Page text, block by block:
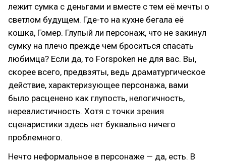
лежит сумка с деньгами и вместе с тем её мечты о
светлом будущем. Где-то на кухне бегала её
кошка, Гомер. Глупый ли персонаж, что не закинул
сумку на плечо прежде чем броситься спасать
любимца? Если да, то Forspoken не для вас. Вы,
скорее всего, предвзяты, ведь драматургическое
действие, характеризующее персонажа, вами
было расценено как глупость, нелогичность,
нереалистичность. Хотя с точки зрения
сценаристики здесь нет буквально ничего
проблемного.
Нечто неформальное в персонаже — да, есть. В